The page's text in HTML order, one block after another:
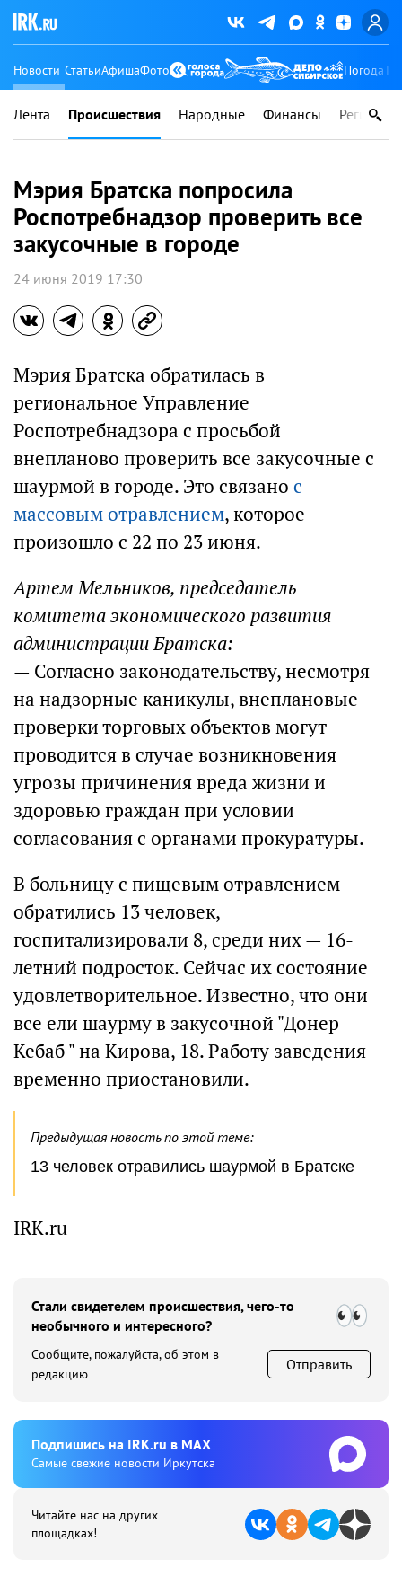
Новости СтатьиАфишаФото Погода
Лента Происшествия Народные Финансы Регионы
Мэрия Братска попросила
Роспотребнадзор проверить все
закусочные в городе
24 июня 2019 17:30
Мэрия Братска обратилась в
региональное Управление
Роспотребнадзора с просьбой
внепланово проверить все закусочные с
шаурмой в городе. Это связано с
массовым отравлением, которое
произошло с 22 по 23 июня.
Артем Мельников, председатель
комитета экономического развития
администрации Братска:
— Согласно законодательству, несмотря
на надзорные каникулы, внеплановые
проверки торговых объектов могут
проводится в случае возникновения
угрозы причинения вреда жизни и
здоровью граждан при условии
согласования с органами прокуратуры.
В больницу с пищевым отравлением
обратились 13 человек,
госпитализировали 8, среди них — 16-
летний подросток. Сейчас их состояние
удовлетворительное. Известно, что они
все ели шаурму в закусочной "Донер
Кебаб " на Кирова, 18. Работу заведения
временно приостановили.
Предыдущая новость по этой теме:
13 человек отравились шаурмой в Братске
IRK.ru
Стали свидетелем происшествия, чего-то
необычного и интересного?
Сообщите, пожалуйста, об этом в
редакцию
Отправить
Подпишиcь на IRK.ru в MAX
Cамые свежие новости Иркутска
Читайте нас на других
площадках!